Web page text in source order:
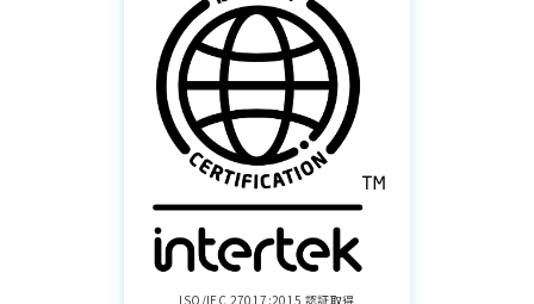
ISO/IEC 27017:2015 認証取得